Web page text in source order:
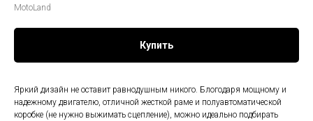
MotoLand
Купить
Яркий дизайн не оставит равнодушным никого. Блогодаря мощному и
надежному двигателю, отличной жесткой раме и полуавтоматической
коробке (не нужно выжимать сцепление), можно идеально подбирать